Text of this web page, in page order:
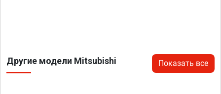
Другие модели Mitsubishi Показать все